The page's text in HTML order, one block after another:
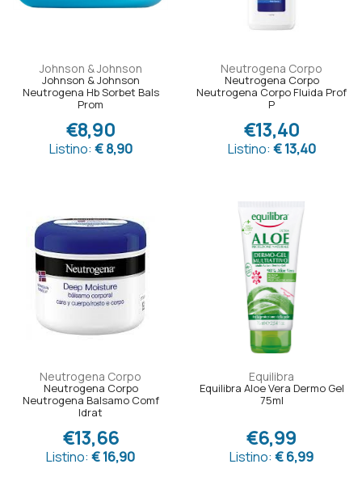
Johnson & Johnson
Johnson & Johnson
Neutrogena Hb Sorbet Bals
Prom
€8,90
Listino: € 8,90
Neutrogena Corpo
Neutrogena Corpo
Neutrogena Corpo Fluida Prof
P
€13,40
Listino: € 13,40
Neutrogena Corpo
Neutrogena Corpo
Neutrogena Balsamo Comf
Idrat
€13,66
Listino: € 16,90
Equilibra
Equilibra Aloe Vera Dermo Gel
75ml
€6,99
Listino: € 6,99